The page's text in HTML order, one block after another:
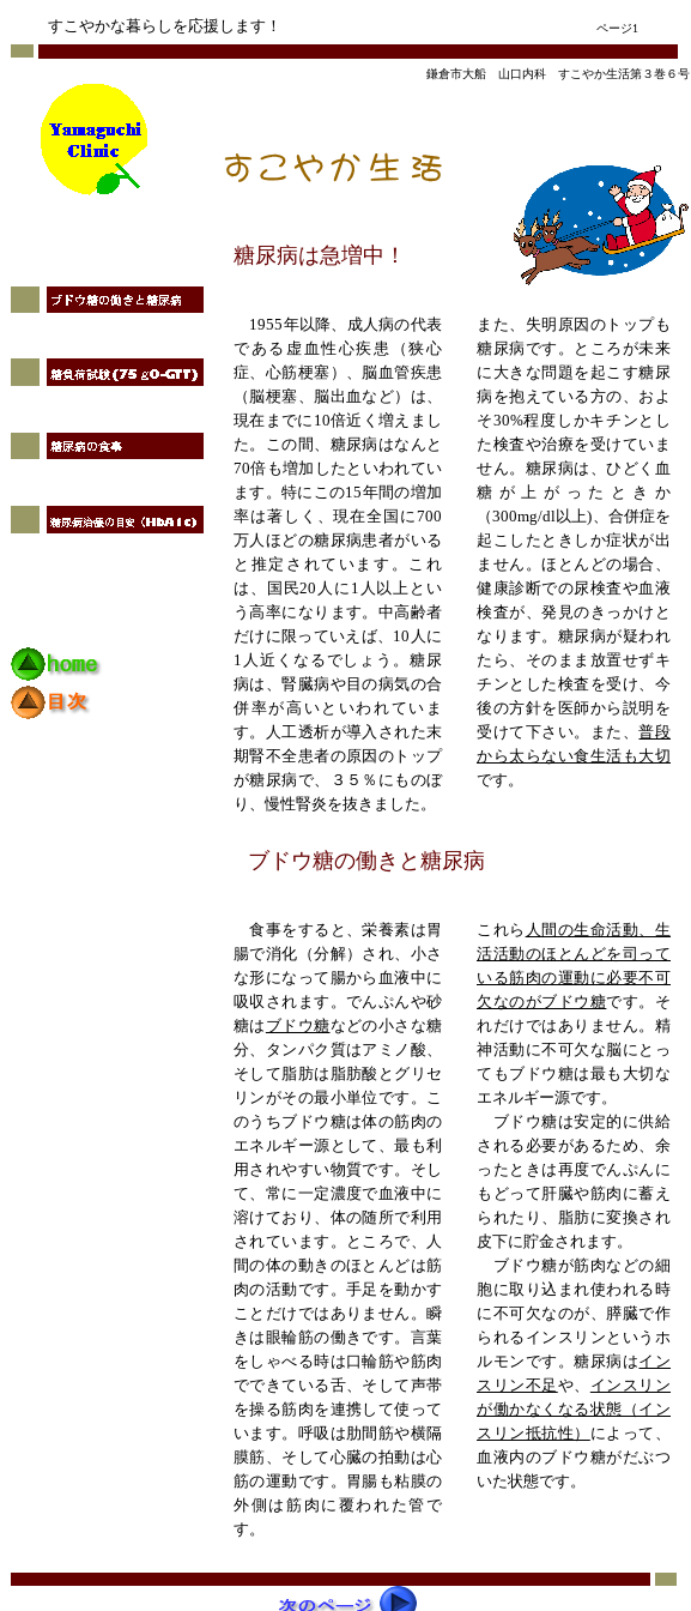
すこやかな暮らしを応援します！ ページ1
鎌倉市大船 山口内科 すこやか生活第３巻６号
糖尿病は急増中！
1955年以降、成人病の代表
である虚血性心疾患（狭心
症、心筋梗塞）、脳血管疾患
（脳梗塞、脳出血など）は、
現在までに10倍近く増えまし
た。この間、糖尿病はなんと
70倍も増加したといわれてい
ます。特にこの15年間の増加
率は著しく、現在全国に700
万人ほどの糖尿病患者がいる
と推定されています。これ
は、国民20人に1人以上とい
う高率になります。中高齢者
だけに限っていえば、10人に
1人近くなるでしょう。糖尿
病は、腎臓病や目の病気の合
併率が高いといわれていま
す。人工透析が導入された末
期腎不全患者の原因のトップ
が糖尿病で、３５％にものぼ
り、慢性腎炎を抜きました。
また、失明原因のトップも
糖尿病です。ところが未来
に大きな問題を起こす糖尿
病を抱えている方の、およ
そ30%程度しかキチンとし
た検査や治療を受けていま
せん。糖尿病は、ひどく血
糖が上がったときか
（300mg/dl以上)、合併症を
起こしたときしか症状が出
ません。ほとんどの場合、
健康診断での尿検査や血液
検査が、発見のきっかけと
なります。糖尿病が疑われ
たら、そのまま放置せずキ
チンとした検査を受け、今
後の方針を医師から説明を
受けて下さい。また、普段
から太らない食生活も大切
です。
ブドウ糖の働きと糖尿病
食事をすると、栄養素は胃
腸で消化（分解）され、小さ
な形になって腸から血液中に
吸収されます。でんぷんや砂
糖は ブドウ糖などの小さな糖
分、タンパク質はアミノ酸、
そして脂肪は脂肪酸とグリセ
リンがその最小単位です。こ
のうちブドウ糖は体の筋肉の
エネルギー源として、最も利
用されやすい物質です。そし
て、常に一定濃度で血液中に
溶けており、体の随所で利用
されています。ところで、人
間の体の動きのほとんどは筋
肉の活動です。手足を動かす
ことだけではありません。瞬
きは眼輪筋の働きです。言葉
をしゃべる時は口輪筋や筋肉
でできている舌、そして声帯
を操る筋肉を連携して使って
います。呼吸は肋間筋や横隔
膜筋、そして心臓の拍動は心
筋の運動です。胃腸も粘膜の
外側は筋肉に覆われた管で
す。
これら 人間の生命活動、生
活活動のほとんどを司って
いる筋肉の運動に必要不可
欠なのがブドウ糖です。そ
れだけではありません。精
神活動に不可欠な脳にとっ
てもブドウ糖は最も大切な
エネルギー源です。
ブドウ糖は安定的に供給
される必要があるため、余
ったときは再度でんぷんに
もどって肝臓や筋肉に蓄え
られたり、脂肪に変換され
皮下に貯金されます。
ブドウ糖が筋肉などの細
胞に取り込まれ使われる時
に不可欠なのが、膵臓で作
られるインスリンというホ
ルモンです。糖尿病はイン
スリン不足 や、 インスリン
が働かなくなる状態（イン
スリン抵抗性） によって、
血液内のブドウ糖がだぶつ
いた状態です。